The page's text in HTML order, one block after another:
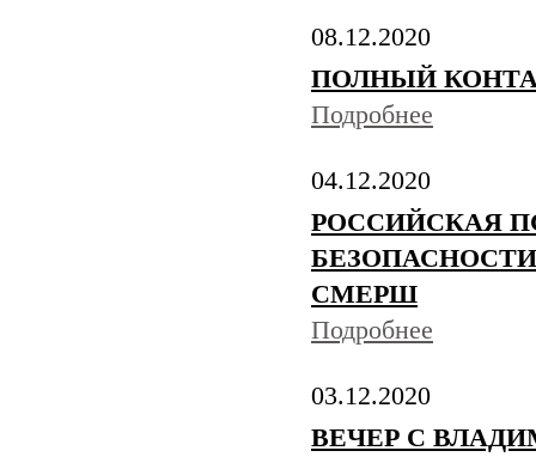
08.12.2020
ПОЛНЫЙ
Подробнее
04.12.2020
РОССИЙСКАЯ
СМЕРШ
Подробнее
03.12.2020
ВЕЧЕР С